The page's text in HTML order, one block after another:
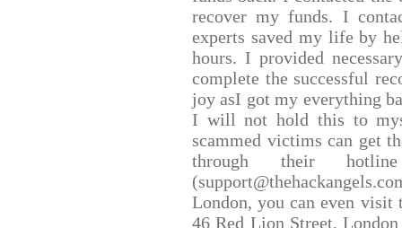
recover my funds. I
experts saved my life by
hours. I provided
complete the successful
joy asI got my everything
I will not hold this to
scammed victims can get
through their hotline
London, you can even
46 Red Lion Street,